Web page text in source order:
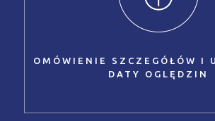
OMÓWIENIE SZCZEGÓŁÓW I
DATY OGLĘDZIN